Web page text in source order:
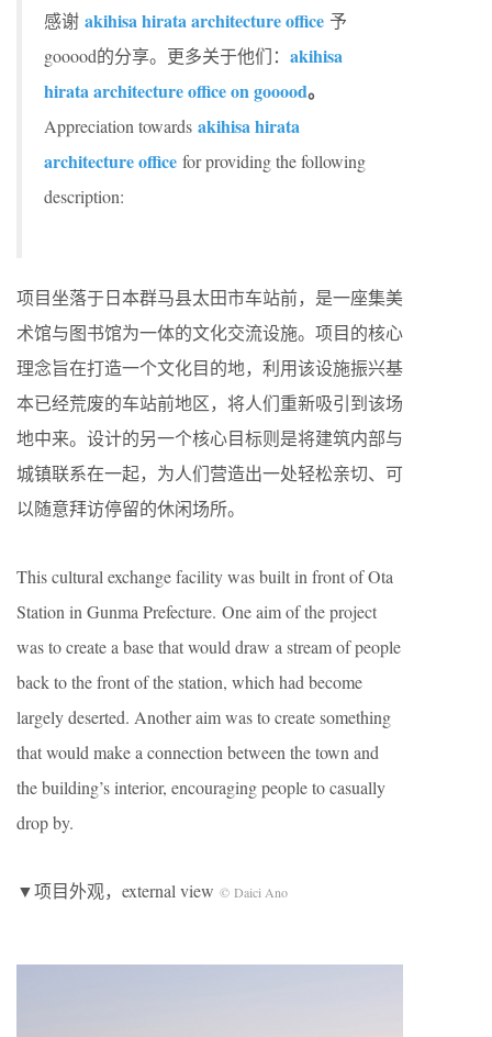
感谢 akihisa hirata architecture office 予
gooood的分享。更多关于他们： akihisa
hirata architecture office on gooood。
Appreciation towards akihisa hirata
architecture office for providing the following
description:
项目坐落于日本群马县太田市车站前，是一座集美
术馆与图书馆为一体的文化交流设施。项目的核心
理念旨在打造一个文化目的地，利用该设施振兴基
本已经荒废的车站前地区，将人们重新吸引到该场
地中来。设计的另一个核心目标则是将建筑内部与
城镇联系在一起，为人们营造出一处轻松亲切、可
以随意拜访停留的休闲场所。
This cultural exchange facility was built in front of Ota
Station in Gunma Prefecture. One aim of the project
was to create a base that would draw a stream of people
back to the front of the station, which had become
largely deserted. Another aim was to create something
that would make a connection between the town and
the building’s interior, encouraging people to casually
drop by.
▼项目外观，external view © Daici Ano